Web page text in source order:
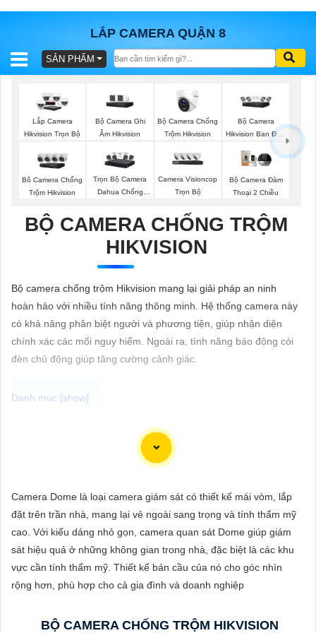
LẮP CAMERA QUẬN 8
BÁO
TRỌN
GÓI
SẢN
PHẨM
LẮP
ĐẶT
KIỆN
VẤN
DỊCH
VỤ
SẢN PHẨM
Lắp Camera
Hikvision Trọn Bộ
Bộ Camera Ghi
Âm Hikvision
Bộ Camera Chống
Trộm Hikvision
Bộ Camera
Hikvision Ban Đêm
Bô Camera Chống
Trộm Hikvision
Trọn Bộ Camera
Dahua Chống
Camera Visioncop
Trọn Bộ
Bộ Camera Đàm
Thoại 2 Chiều
BỘ CAMERA CHỐNG TRỘM
HIKVISION
Bộ camera chống trộm Hikvision mang lại giải pháp an ninh
hoàn hảo với nhiều tính năng thông minh. Hệ thống camera này
có khả năng phân biệt người và phương tiện, giúp nhận diện
chính xác các mối nguy hiểm. Ngoài ra, tính năng báo động còi
đèn chủ động giúp tăng cường cảnh giác.
Chắc chắn! Dưới đây là cách bạn có thể viết một bài viết giới
thiệu sản phẩm về việc lắp Camera Hikvision giá rẻ với hình ảnh
Tại sao chọn Camera Hikvision?
Camera Dome là loại camera giám sát có thiết kế mái vòm, lắp
đặt trên trần nhà, mang lại vẻ ngoài sang trọng và tính thẩm mỹ
cao. Với kiểu dáng nhỏ gọn, camera quan sát Dome giúp giám
sát hiệu quả ở những không gian trong nhà, đặc biệt là các khu
vực cần tính thẩm mỹ. Thiết kế bán cầu của nó cho góc nhìn
rộng hơn, phù hợp cho cả gia đình và doanh nghiệp
BỘ CAMERA CHỐNG TRỘM HIKVISION